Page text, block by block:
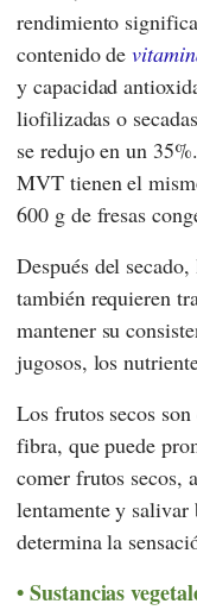
rendimiento
contenido de
y capacidad
liofilizadas o
se redujo en un
MVT tienen el
600 g de fresas
Después del
también requieren
mantener su
jugosos, los
Los frutos secos
fibra, que puede
comer frutos secos,
lentamente y
determina la
Sustancias